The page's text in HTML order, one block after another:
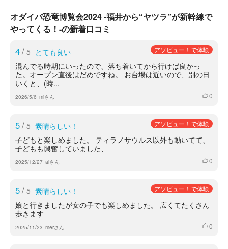
オダイバ恐竜博覧会2024 -福井から“ヤツラ”が新幹線で
やってくる！-の新着口コミ
4/ 5 とても良い アソビュー！で体験
混んでる時期にいったので、落ち着いてから行けば良かっ
た。オープン直後はだめですね。 お台場は近いので、別の日
いくと、(時...
2026/5/6 miさん いいね
0
5/ 5 素晴らしい！ アソビュー！で体験
子どもと楽しめました。 ティラノサウルス以外も動いてて、
子どもも興奮していました、
2025/12/27 aiさん いいね
0
5/ 5 素晴らしい！ アソビュー！で体験
娘と行きましたが女の子でも楽しめました。 広くてたくさん
歩きます
2025/11/23 merさん いいね
0